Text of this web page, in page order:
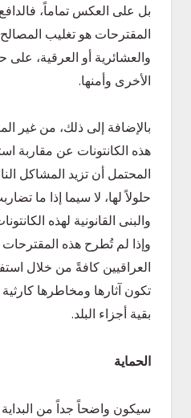
بل على العكس تماماً،
المقترحات هو تغليب
والعشائرية أو العرقية،
الأخرى وأمنها.
بالإضافة إلى ذلك، من غير
هذه الكانتونات عن مقاربة
المحتمل أن تزيد المشاكل
حلولاً لها، لا سيما إذا ما
والبنى القانونية لهذه
وإذا لم تُطرح هذه
العراقيين كافةً من خلال
تكون آثارها ومخاطرها
بقية أجزاء البلد.
الحماية
سيكون واضحاً جداً من